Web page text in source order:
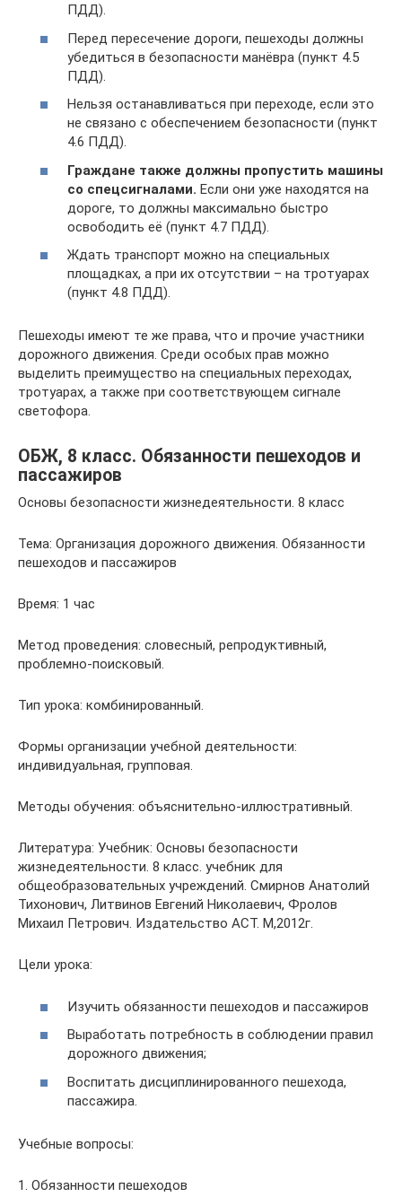
ПДД).
Перед пересечение дороги, пешеходы должны
убедиться в безопасности манёвра (пункт 4.5
ПДД).
Нельзя останавливаться при переходе, если это
не связано с обеспечением безопасности (пункт
4.6 ПДД).
Граждане также должны пропустить машины
со спецсигналами. Если они уже находятся на
дороге, то должны максимально быстро
освободить её (пункт 4.7 ПДД).
Ждать транспорт можно на специальных
площадках, а при их отсутствии – на тротуарах
(пункт 4.8 ПДД).
Пешеходы имеют те же права, что и прочие участники
дорожного движения. Среди особых прав можно
выделить преимущество на специальных переходах,
тротуарах, а также при соответствующем сигнале
светофора.
ОБЖ, 8 класс. Обязанности пешеходов и
пассажиров
Основы безопасности жизнедеятельности. 8 класс
Тема: Организация дорожного движения. Обязанности
пешеходов и пассажиров
Время: 1 час
Метод проведения: словесный, репродуктивный,
проблемно-поисковый.
Тип урока: комбинированный.
Формы организации учебной деятельности:
индивидуальная, групповая.
Методы обучения: объяснительно-иллюстративный.
Литература: Учебник: Основы безопасности
жизнедеятельности. 8 класс. учебник для
общеобразовательных учреждений. Смирнов Анатолий
Тихонович, Литвинов Евгений Николаевич, Фролов
Михаил Петрович. Издательство АСТ. М,2012г.
Цели урока:
Изучить обязанности пешеходов и пассажиров
Выработать потребность в соблюдении правил
дорожного движения;
Воспитать дисциплинированного пешехода,
пассажира.
Учебные вопросы:
1. Обязанности пешеходов